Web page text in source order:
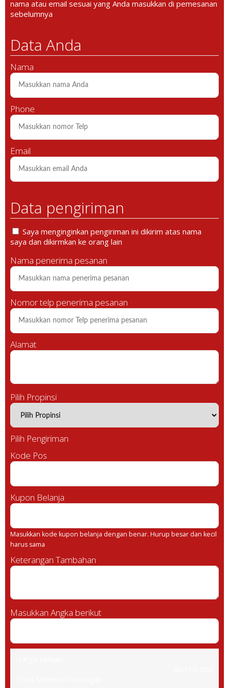
nama atau email sesuai yang Anda masukkan di pemesanan
sebelumnya
Data Anda
Nama
Phone
Email
Data pengiriman
Saya menginginkan pengiriman ini dikirim atas nama
saya dan dikirmkan ke orang lain
Nama penerima pesanan
Nomor telp penerima pesanan
Alamat
Pilih Propinsi
Pilih Pengiriman
Kode Pos
Kupon Belanja
Masukkan kode kupon belanja dengan benar. Hurup besar dan kecil
harus sama
Keterangan Tambahan
Masukkan Angka berikut